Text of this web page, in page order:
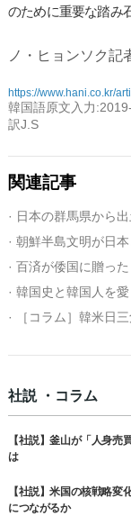
のために重要な踏み
ノ・ヒョンソク記
https://www.hani.co.kr/
韓国語原文入力
訳J.S
関連記事
· 日本の群馬県から
· 朝鮮半島文明が日
· 百済が倭国に贈っ
· 韓国史と韓国人を
· ［コラム］韓米日
社説 ・コラム
【社説】釜山が「人身売
は
【社説】米国の核戦略変
につながるか